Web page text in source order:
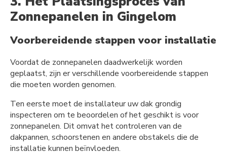
Zonnepanelen in Gingelom
Voorbereidende stappen voor installatie
Voordat de zonnepanelen daadwerkelijk worden
geplaatst, zijn er verschillende voorbereidende stappen
die moeten worden genomen.
Ten eerste moet de installateur uw dak grondig
inspecteren om te beoordelen of het geschikt is voor
zonnepanelen. Dit omvat het controleren van de
dakpannen, schoorstenen en andere obstakels die de
installatie kunnen beïnvloeden.